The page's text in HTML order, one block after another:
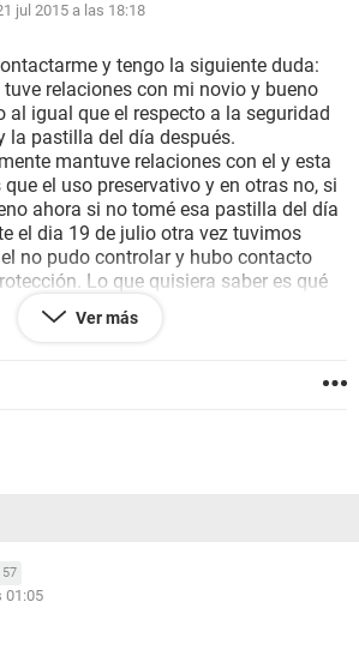
jul 2015 a las 18:18
y tengo la siguiente duda:
relaciones con mi novio y bueno
al igual que el respecto a la seguridad
la pastilla del día después.
mantuve relaciones con el y esta
el uso preservativo y en otras no, si
ahora si no tomé esa pastilla del día
el dia 19 de julio otra vez tuvimos
no pudo controlar y hubo contacto
Lo que quisiera saber es qué
ya que justo esos días estuve en
y hubo contacto entre el y yo sin
Ver más
57
01:05